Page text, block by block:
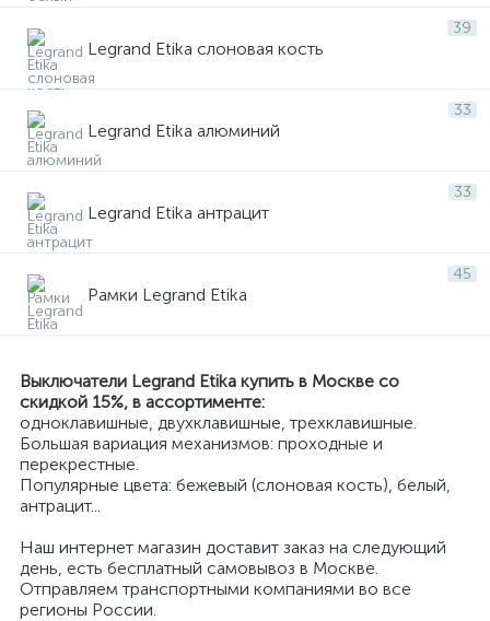
Терморегуляторы Etika 39
Legrand Etika слоновая кость
33
Legrand Etika алюминий
33
Legrand Etika антрацит
45
Рамки Legrand Etika
Выключатели Legrand Etika купить в Москве со
скидкой 15%, в ассортименте:
одноклавишные, двухклавишные, трехклавишные.
Большая вариация механизмов: проходные и
перекрестные.
Популярные цвета: бежевый (слоновая кость), белый,
антрацит...
Наш интернет магазин доставит заказ на следующий
день, есть бесплатный самовывоз в Москве.
Отправляем транспортными компаниями во все
регионы России.